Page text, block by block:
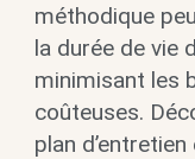
méthodique
la durée de vie
minimisant les
coûteuses.
plan